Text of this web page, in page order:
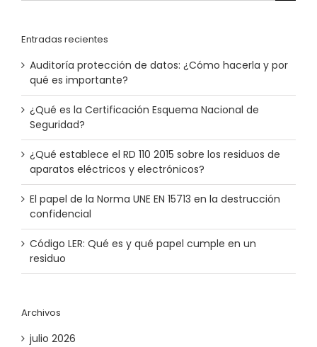
Entradas recientes
Auditoría protección de datos​: ¿Cómo hacerla y por
qué es importante?
¿Qué es la Certificación Esquema Nacional de
Seguridad?
¿Qué establece el RD 110 2015 sobre los residuos de
aparatos eléctricos y electrónicos?
El papel de la Norma UNE EN 15713​ en la destrucción
confidencial
Código LER: Qué es y qué papel cumple en un
residuo
Archivos
julio 2026